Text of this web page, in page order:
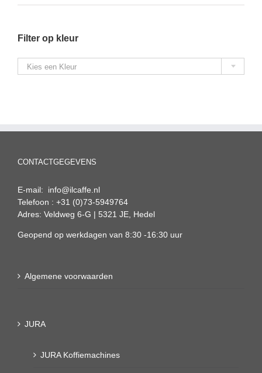
Filter op kleur
Kies een Kleur
CONTACTGEGEVENS
E-mail: info@ilcaffe.nl
Telefoon : +31 (0)73-5949764
Adres: Veldweg 6-G | 5321 JE, Hedel
Geopend op werkdagen van 8:30 -16:30 uur
Algemene voorwaarden
JURA
JURA Koffiemachines